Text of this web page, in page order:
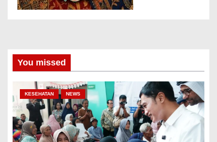
You missed
KESEHATAN NEWS